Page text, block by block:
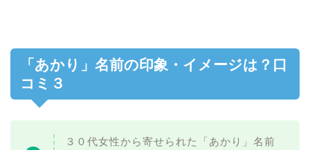
「あかり」名前の印象・イメージは？口
コミ３
３０代女性から寄せられた「あかり」名前